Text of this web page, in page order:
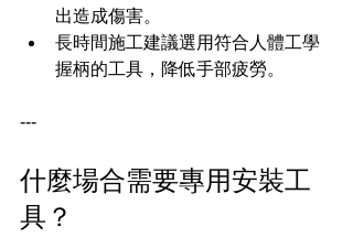
出造成傷害。
長時間施工建議選用符合人體工學
握柄的工具，降低手部疲勞。
---
什麼場合需要專用安裝工
具？